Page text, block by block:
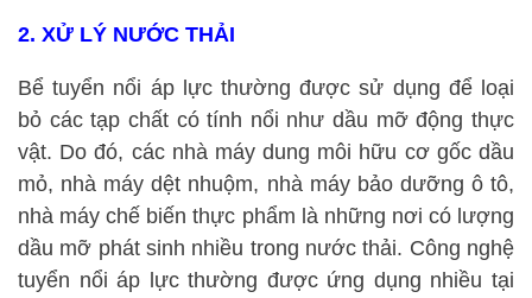
2. XỬ LÝ NƯỚC THẢI
Bể tuyển nổi áp lực thường được sử dụng để loại
bỏ các tạp chất có tính nổi như dầu mỡ động thực
vật. Do đó, các nhà máy dung môi hữu cơ gốc dầu
mỏ, nhà máy dệt nhuộm, nhà máy bảo dưỡng ô tô,
nhà máy chế biến thực phẩm là những nơi có lượng
dầu mỡ phát sinh nhiều trong nước thải. Công nghệ
tuyển nổi áp lực thường được ứng dụng nhiều tại